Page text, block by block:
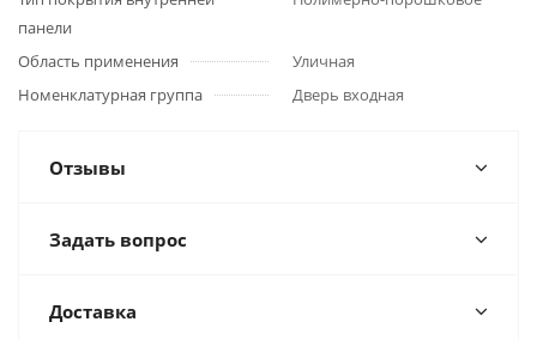
панели
Область применения
Уличная
Номенклатурная группа
Дверь входная
Отзывы
Задать вопрос
Доставка